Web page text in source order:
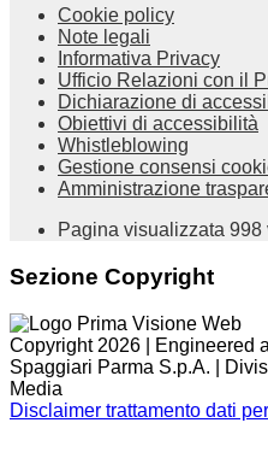
Cookie policy
Note legali
Informativa Privacy
Ufficio Relazioni con il
Dichiarazione di
Obiettivi di accessibilità
Whistleblowing
Gestione consensi
Amministrazione
Pagina visualizzata 998
Sezione Copyright
Copyright 2026 | Engineered
Spaggiari Parma S.p.A. |
Media
Disclaimer trattamento dati